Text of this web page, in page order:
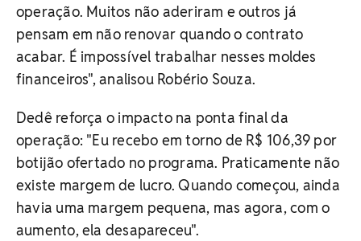
operação. Muitos não aderiram e outros já
pensam em não renovar quando o contrato
acabar. É impossível trabalhar nesses moldes
financeiros", analisou Robério Souza.
Dedê reforça o impacto na ponta final da
operação: "Eu recebo em torno de R$ 106,39 por
botijão ofertado no programa. Praticamente não
existe margem de lucro. Quando começou, ainda
havia uma margem pequena, mas agora, com o
aumento, ela desapareceu".